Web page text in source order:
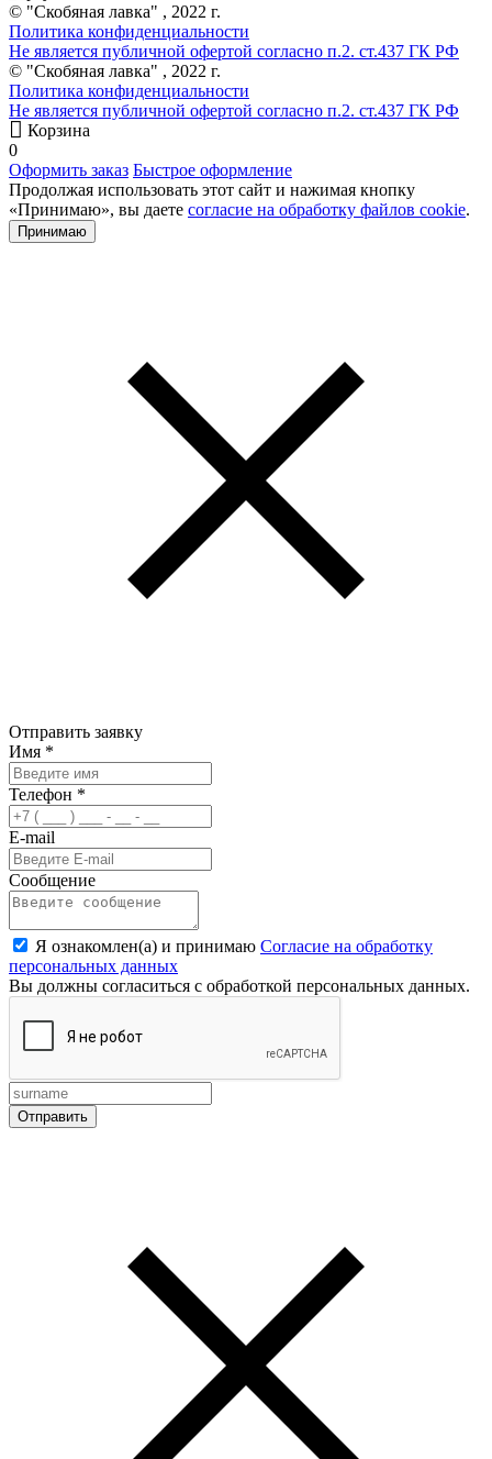
© "Скобяная лавка" , 2022 г.
Политика конфиденциальности
Не является публичной офертой согласно п.2. ст.437 ГК РФ
© "Скобяная лавка" , 2022 г.
Политика конфиденциальности
Не является публичной офертой согласно п.2. ст.437 ГК РФ
Корзина
0
Оформить заказ Быстрое оформление
Продолжая использовать этот сайт и нажимая кнопку
«Принимаю», вы даете согласие на обработку файлов cookie.
Принимаю
Отправить заявку
Имя *
Телефон *
E-mail
Сообщение
Я ознакомлен(а) и принимаю Согласие на обработку
персональных данных
Вы должны согласиться с обработкой персональных данных.